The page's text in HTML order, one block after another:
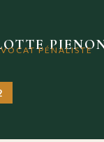
PÉNALISTE